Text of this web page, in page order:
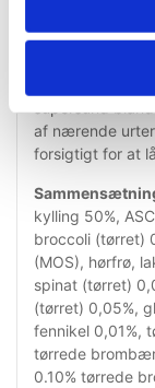
tilføjer
fleksible led.
med nærende
af nærende
forsigtigt for at
kylling 50%,
broccoli (tørret)
(MOS), hørfrø,
spinat (tørret)
(tørret) 0,05%,
fennikel 0,01%,
tørrede
0.10% tørrede